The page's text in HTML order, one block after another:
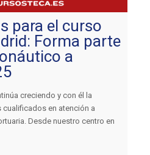
para el curso
Forma parte
a
creciendo y con él la
en atención a
Desde nuestro centro en